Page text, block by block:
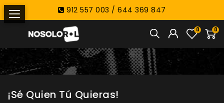
912 557 003 / 644 369 847
0
0
¡Sé Quien Tú Quieras!